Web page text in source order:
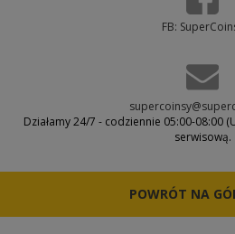
FB:
Działamy 24/7 - codziennie 05:00-08:00
serwisową.
POWRÓT NA